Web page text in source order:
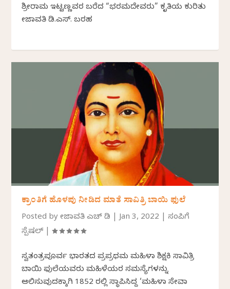
ಶ್ರೀರಾಮ ಇಟ್ಟಣ್ಣವರ ಬರೆದ “ಭರಮದೇವರು” ಕೃತಿಯ ಕುರಿತು
ತೇಜಾವತಿ ಡಿ.ಎಸ್.‌ ಬರಹ
ಕ್ರಾಂತಿಗೆ ಹೊಳಪು ನೀಡಿದ ಮಾತೆ ಸಾವಿತ್ರಿ ಬಾಯಿ ಫುಲೆ
Posted byತೇಜಾವತಿ ಎಚ್ ಡಿ |Jan 3, 2022 |ಸಂಪಿಗೆ
ಸ್ಪೆಷಲ್ |
ಸ್ವತಂತ್ರಪೂರ್ವ ಭಾರತದ ಪ್ರಪ್ರಥಮ ಮಹಿಳಾ ಶಿಕ್ಷಕಿ ಸಾವಿತ್ರಿ
ಬಾಯಿ ಫುಲೆಯವರು ಮಹಿಳೆಯರ ಸಮಸ್ಯೆಗಳನ್ನು
ಆಲಿಸುವುದಕ್ಕಾಗಿ 1852 ರಲ್ಲಿ ಸ್ಥಾಪಿಸಿದ್ದ ‘ಮಹಿಳಾ ಸೇವಾ